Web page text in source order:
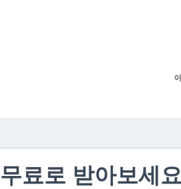
료로 받아보세요